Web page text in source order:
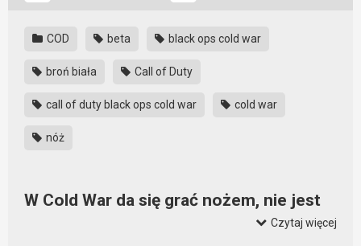
COD beta black ops cold war
broń biała Call of Duty
call of duty black ops cold war cold war
nóż
W Cold War da się grać nożem, nie jest
Czytaj więcej